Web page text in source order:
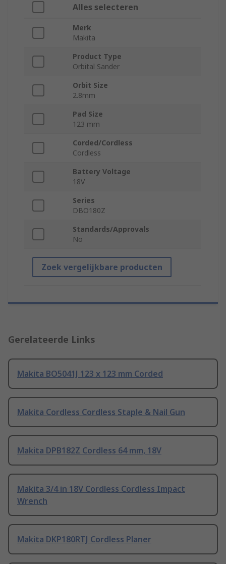
Alles selecteren
Merk
Makita
Product Type
Orbital Sander
Orbit Size
2.8mm
Pad Size
123 mm
Corded/Cordless
Cordless
Battery Voltage
18V
Series
DBO180Z
Standards/Approvals
No
Zoek vergelijkbare producten
Gerelateerde Links
Makita BO5041J 123 x 123 mm Corded
Makita Cordless Cordless Staple & Nail Gun
Makita DPB182Z Cordless 64 mm, 18V
Makita 3/4 in 18V Cordless Cordless Impact
Wrench
Makita DKP180RTJ Cordless Planer